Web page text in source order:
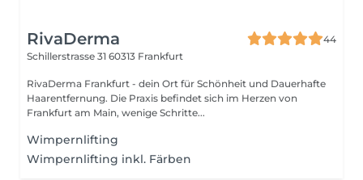
RivaDerma
44
Schillerstrasse 31 60313 Frankfurt
RivaDerma Frankfurt - dein Ort für Schönheit und Dauerhafte
Haarentfernung. Die Praxis befindet sich im Herzen von
Frankfurt am Main, wenige Schritte...
Wimpernlifting
Wimpernlifting inkl. Färben